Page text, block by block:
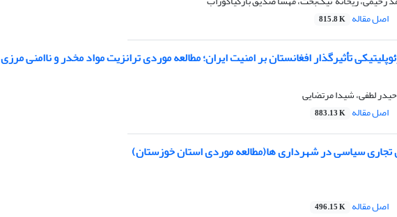
اصل مقاله 815.8 K
تأثیرگذار افغانستان بر امنیت ایران؛ مطالعه موردی ترانزیت مواد مخدر و ناامنی مرزی
لطفی، شیدا مرتضایی
اصل مقاله 883.13 K
سیاسی در شهرداری ها(مطالعه موردی استان خوزستان)
اصل مقاله 496.15 K